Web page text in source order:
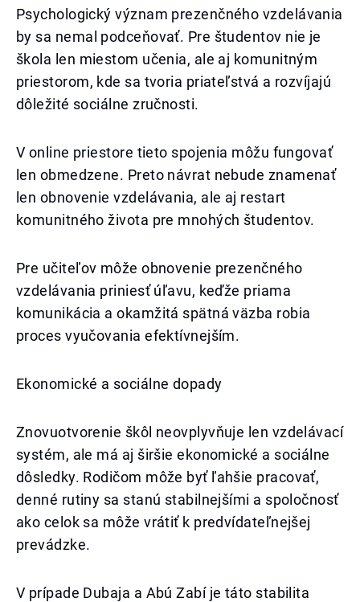
Psychologický význam prezenčného vzdelávania
by sa nemal podceňovať. Pre študentov nie je
škola len miestom učenia, ale aj komunitným
priestorom, kde sa tvoria priateľstvá a rozvíjajú
dôležité sociálne zručnosti.
V online priestore tieto spojenia môžu fungovať
len obmedzene. Preto návrat nebude znamenať
len obnovenie vzdelávania, ale aj restart
komunitného života pre mnohých študentov.
Pre učiteľov môže obnovenie prezenčného
vzdelávania priniesť úľavu, keďže priama
komunikácia a okamžitá spätná väzba robia
proces vyučovania efektívnejším.
Ekonomické a sociálne dopady
Znovuotvorenie škôl neovplyvňuje len vzdelávací
systém, ale má aj širšie ekonomické a sociálne
dôsledky. Rodičom môže byť ľahšie pracovať,
denné rutiny sa stanú stabilnejšími a spoločnosť
ako celok sa môže vrátiť k predvídateľnejšej
prevádzke.
V prípade Dubaja a Abú Zabí je táto stabilita